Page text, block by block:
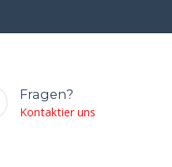
Fragen?
Kontaktier uns